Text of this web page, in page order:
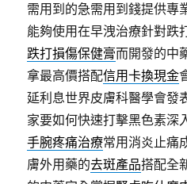
需用到的急需用到錢提供專
能夠使用在早洩治療針對跌
跌打損傷保健膏而開發的中
拿最高價搭配信用卡換現金
延利息世界皮膚科醫學會發
家要如何快速打擊黑色素深
手腕疼痛治療常用消炎止痛
膚外用藥的去斑產品搭配全